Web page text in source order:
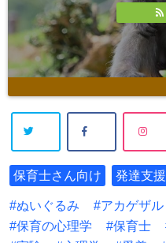
保育士さん向け 発達支援
ぬいぐるみ アカゲザル
保育の心理学
保育士